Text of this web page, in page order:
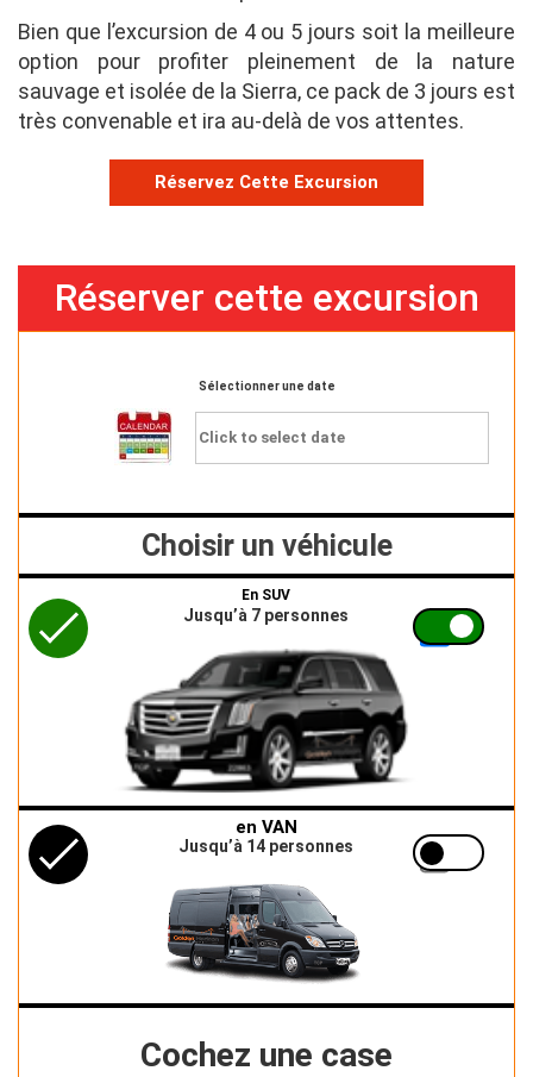
Bien que l’excursion de 4 ou 5 jours soit la meilleure
option pour profiter pleinement de la nature
sauvage et isolée de la Sierra, ce pack de 3 jours est
très convenable et ira au-delà de vos attentes.
Réservez Cette Excursion
Réserver cette excursion
Sélectionner une date
Choisir un véhicule
En SUV
Jusqu’à 7 personnes
en VAN
Jusqu’à 14 personnes
Cochez une case